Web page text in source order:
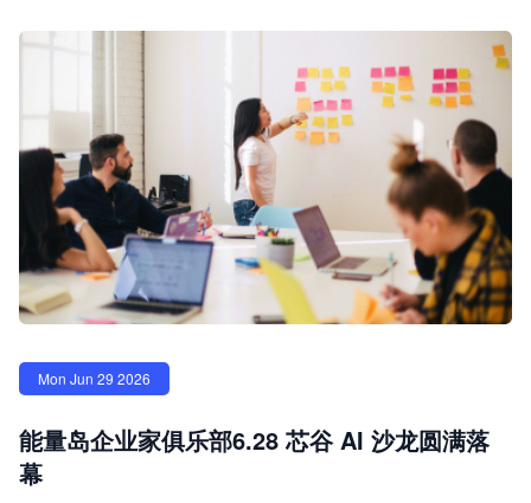
Mon Jun 29 2026
能量岛企业家俱乐部6.28 芯谷 AI 沙龙圆满落
幕